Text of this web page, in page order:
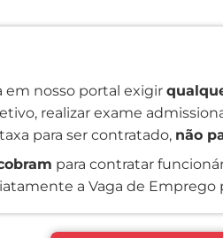
em nosso portal exigir
realizar exame
para ser contratado, não
para contratar
a Vaga de Emprego